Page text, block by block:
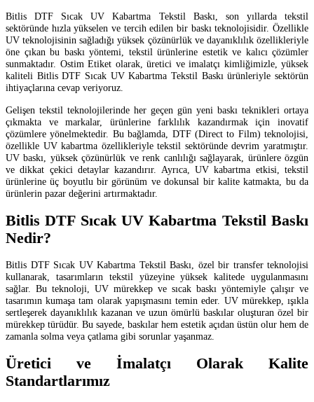
Bitlis DTF Sıcak UV Kabartma Tekstil Baskı, son yıllarda tekstil
sektöründe hızla yükselen ve tercih edilen bir baskı teknolojisidir. Özellikle
UV teknolojisinin sağladığı yüksek çözünürlük ve dayanıklılık özellikleriyle
öne çıkan bu baskı yöntemi, tekstil ürünlerine estetik ve kalıcı çözümler
sunmaktadır. Ostim Etiket olarak, üretici ve imalatçı kimliğimizle, yüksek
kaliteli Bitlis DTF Sıcak UV Kabartma Tekstil Baskı ürünleriyle sektörün
ihtiyaçlarına cevap veriyoruz.
Gelişen tekstil teknolojilerinde her geçen gün yeni baskı teknikleri ortaya
çıkmakta ve markalar, ürünlerine farklılık kazandırmak için inovatif
çözümlere yönelmektedir. Bu bağlamda, DTF (Direct to Film) teknolojisi,
özellikle UV kabartma özellikleriyle tekstil sektöründe devrim yaratmıştır.
UV baskı, yüksek çözünürlük ve renk canlılığı sağlayarak, ürünlere özgün
ve dikkat çekici detaylar kazandırır. Ayrıca, UV kabartma etkisi, tekstil
ürünlerine üç boyutlu bir görünüm ve dokunsal bir kalite katmakta, bu da
ürünlerin pazar değerini artırmaktadır.
Bitlis DTF Sıcak UV Kabartma Tekstil Baskı
Nedir?
Bitlis DTF Sıcak UV Kabartma Tekstil Baskı, özel bir transfer teknolojisi
kullanarak, tasarımların tekstil yüzeyine yüksek kalitede uygulanmasını
sağlar. Bu teknoloji, UV mürekkep ve sıcak baskı yöntemiyle çalışır ve
tasarımın kumaşa tam olarak yapışmasını temin eder. UV mürekkep, ışıkla
sertleşerek dayanıklılık kazanan ve uzun ömürlü baskılar oluşturan özel bir
mürekkep türüdür. Bu sayede, baskılar hem estetik açıdan üstün olur hem de
zamanla solma veya çatlama gibi sorunlar yaşanmaz.
Üretici ve İmalatçı Olarak Kalite
Standartlarımız